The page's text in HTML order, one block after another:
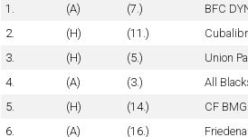
1.
(A) (7.) BFC
2.
(H) (11.)
3.
(H) (5.) Union
4.
(A) (3.) All
5.
(H) (14.) CF BMG
6.
(A) (16.)